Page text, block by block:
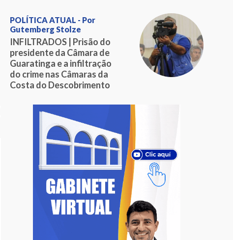
POLÍTICA ATUAL - Por
Gutemberg Stolze
INFILTRADOS | Prisão do
presidente da Câmara de
Guaratinga e a infiltração
do crime nas Câmaras da
Costa do Descobrimento